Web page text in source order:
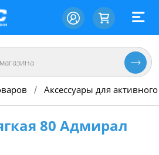
/ Аксессуары для
80 Адмирал